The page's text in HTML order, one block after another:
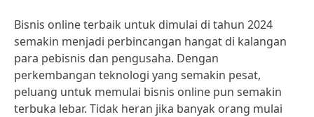
Bisnis online terbaik untuk dimulai di tahun 2024
semakin menjadi perbincangan hangat di kalangan
para pebisnis dan pengusaha. Dengan
perkembangan teknologi yang semakin pesat,
peluang untuk memulai bisnis online pun semakin
terbuka lebar. Tidak heran jika banyak orang mulai